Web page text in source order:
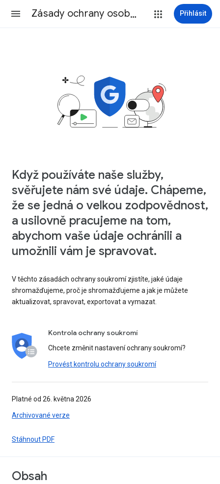
Zásady ochrany osobních údajů Přihlásit
Když používáte naše služby,
svěřujete nám své údaje. Chápeme,
že se jedná o velkou zodpovědnost,
a usilovně pracujeme na tom,
abychom vaše údaje ochránili a
umožnili vám je spravovat.
V těchto zásadách ochrany soukromí zjistíte, jaké údaje
shromažďujeme, proč je shromažďujeme a jak je můžete
aktualizovat, spravovat, exportovat a vymazat.
Kontrola ochrany soukromí
Chcete změnit nastavení ochrany soukromí?
Provést kontrolu ochrany soukromí
Platné od 26. května 2026
Archivované verze
Stáhnout PDF
Obsah